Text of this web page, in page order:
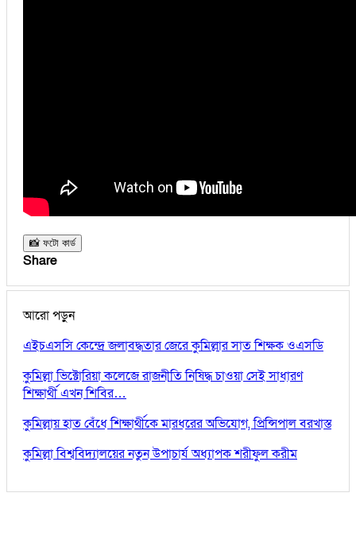
📸 ফটো কার্ড
Share
আরো পড়ুন
এইচএসসি কেন্দ্রে জলাবদ্ধতার জেরে কুমিল্লার সাত শিক্ষক ওএসডি
কুমিল্লা ভিক্টোরিয়া কলেজে রাজনীতি নিষিদ্ধ চাওয়া সেই সাধারণ
শিক্ষার্থী এখন শিবির…
কুমিল্লায় হাত বেঁধে শিক্ষার্থীকে মারধরের অভিযোগ, প্রিন্সিপাল বরখাস্ত
কুমিল্লা বিশ্ববিদ্যালয়ের নতুন উপাচার্য অধ্যাপক শরীফুল করীম